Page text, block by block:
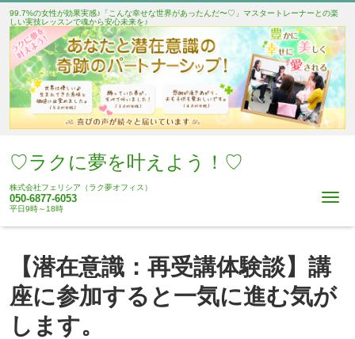
99.7%の女性が効果実感♪「こんな幸せな世界があったんだ〜♡」マスタートレーナーとの楽
しい実技レッスンで魂から安心未来を♪
♡ラクに夢を叶えよう！♡
株式会社フェリシア（ラク夢オフィス）
050-6877-6053
平日9時～18時
【潜在意識：再受講体験談】講
座に参加すると一気に進む気が
します。